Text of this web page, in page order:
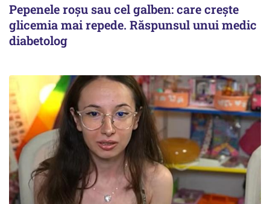
Pepenele roșu sau cel galben: care crește
glicemia mai repede. Răspunsul unui medic
diabetolog